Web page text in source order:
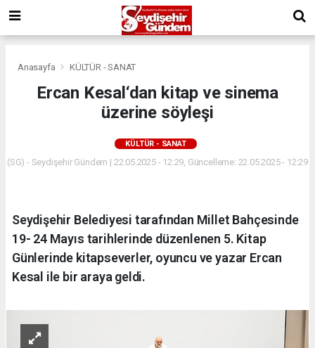
Anasayfa KÜLTÜR - SANAT
Ercan Kesal‘dan kitap ve sinema
üzerine söyleşi
KÜLTÜR - SANAT
(SG) - Seydişehir Gündem | 22.05.2025 - 12:29, Güncelleme: 22.05.2025 - 12:29
Seydişehir Belediyesi tarafından Millet Bahçesinde
19- 24 Mayıs tarihlerinde düzenlenen 5. Kitap
Günlerinde kitapseverler, oyuncu ve yazar Ercan
Kesal ile bir araya geldi.